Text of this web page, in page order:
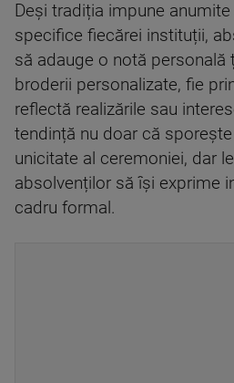
Deși tradiția impune
specifice fiecărei instituții,
să adauge o notă personală
broderii personalizate, fie
reflectă realizările sau
tendință nu doar că
unicitate al ceremoniei, dar
absolvenților să își exprime
cadru formal.